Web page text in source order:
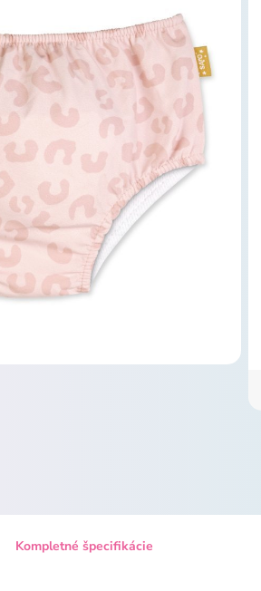
Kompletné špecifikácie